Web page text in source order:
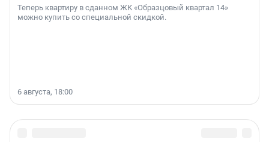
Теперь квартиру в сданном ЖК «Образцовый квартал 14»
можно купить со специальной скидкой.
6 августа, 18:00